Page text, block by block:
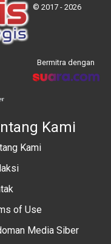
© 2017 - 2026
Bermitra dengan
Kami
Kami
of Use
Media Siber